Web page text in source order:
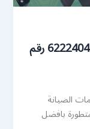
فني صيانة تكييف مركزي الشعب 62224041 رقم
الصيانة
بافضل